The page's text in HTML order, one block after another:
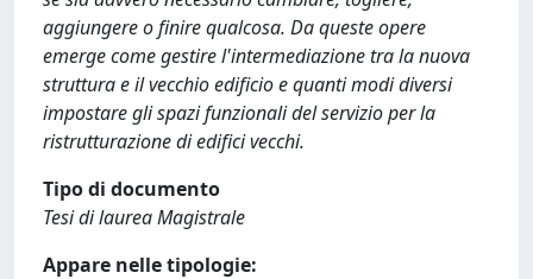
aggiungere o finire qualcosa. Da queste opere
emerge come gestire l'intermediazione tra la nuova
struttura e il vecchio edificio e quanti modi diversi
impostare gli spazi funzionali del servizio per la
ristrutturazione di edifici vecchi.
Tipo di documento
Tesi di laurea Magistrale
Appare nelle tipologie: